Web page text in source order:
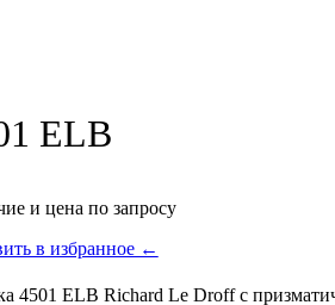
ELB
и цена по запросу
в избранное ←
4501 ELB Richard Le Droff с